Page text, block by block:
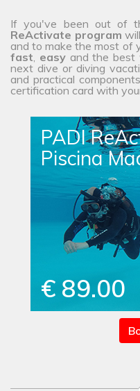
If you've been out of
ReActivate program
and to make the most of
fast, easyand the best
next dive or diving
and practical
certification card with
PADI
Piscina
€ 89.00